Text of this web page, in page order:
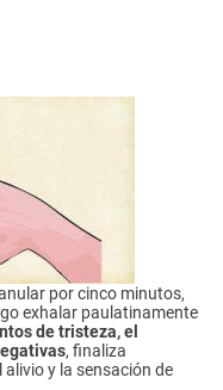
por cinco minutos,
exhalar paulatinamente
de tristeza, el
, finaliza
y la sensación de